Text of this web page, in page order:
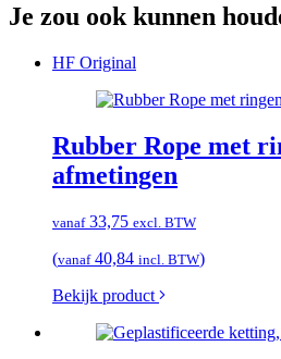
Je zou ook kunnen
HF Original
Rubber Rope met
afmetingen
vanaf33,75 excl. BTW
(vanaf40,84 incl. BTW)
Bekijk product